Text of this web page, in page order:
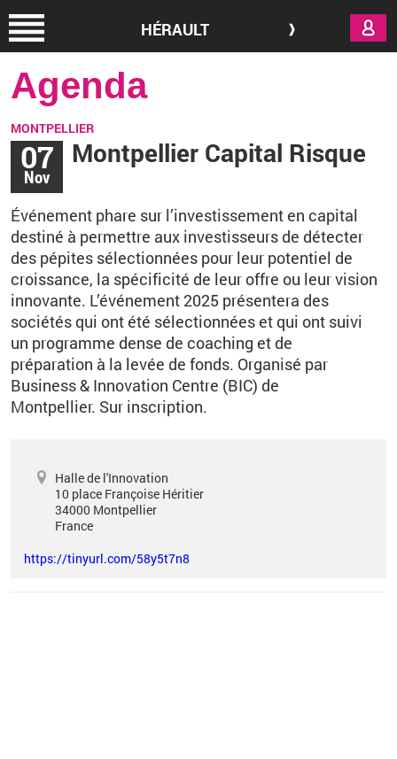
HÉRAULT
Agenda
MONTPELLIER
07
Nov
Montpellier Capital Risque
Événement phare sur l’investissement en capital
destiné à permettre aux investisseurs de détecter
des pépites sélectionnées pour leur potentiel de
croissance, la spécificité de leur offre ou leur vision
innovante. L’événement 2025 présentera des
sociétés qui ont été sélectionnées et qui ont suivi
un programme dense de coaching et de
préparation à la levée de fonds. Organisé par
Business & Innovation Centre (BIC) de
Montpellier. Sur inscription.
Halle de l'Innovation
10 place Françoise Héritier
34000 Montpellier
France
https://tinyurl.com/58y5t7n8